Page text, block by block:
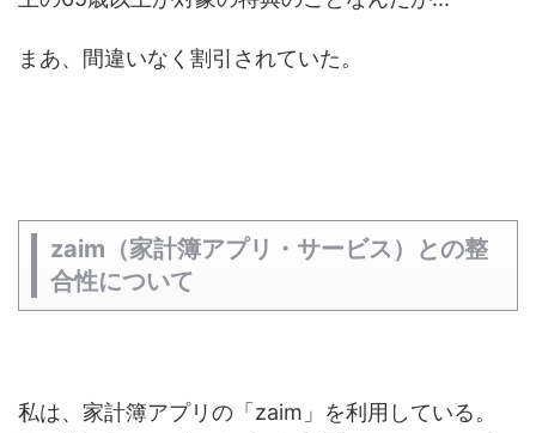
まあ、間違いなく割引されていた。
zaim（家計簿アプリ・サービス）との整
合性について
私は、家計簿アプリの「zaim」を利用している。